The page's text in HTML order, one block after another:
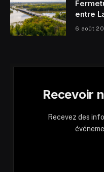
entre
6 août
Recevoir
Recevez des